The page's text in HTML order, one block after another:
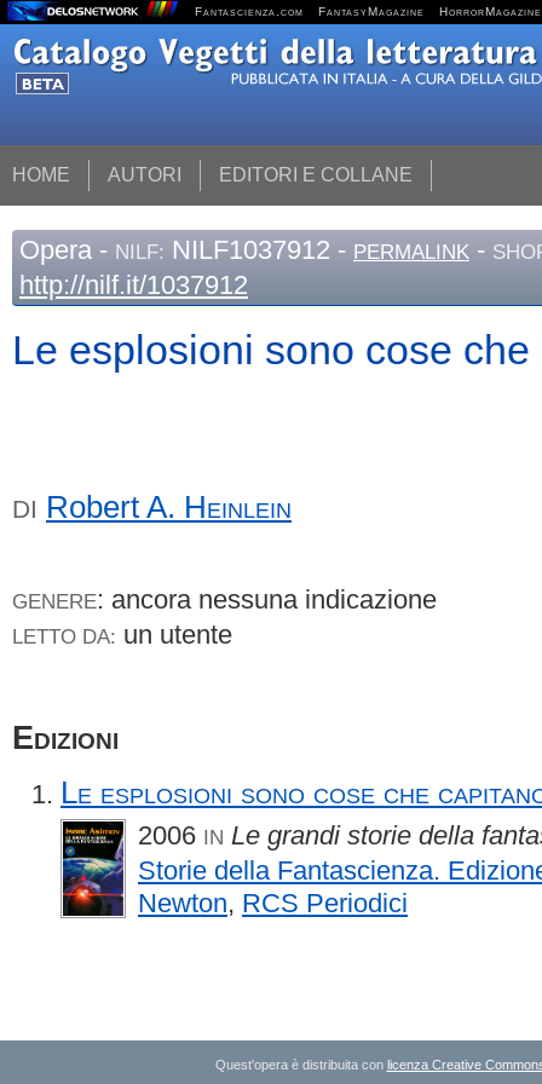
Fantascienza.com FantasyMagazine HorrorMagazine
HOME AUTORI EDITORI E COLLANE
Opera - NILF: NILF1037912 - PERMALINK -
http://nilf.it/1037912
Le esplosioni sono cose
DI Robert A. Heinlein
GENERE: ancora nessuna indicazione
LETTO DA: un utente
Edizioni
Le esplosioni sono cose che
2006 IN Le grandi storie della
Storie della Fantascienza.
Newton, RCS Periodici
Quest'opera è distribuita con licenza Creative